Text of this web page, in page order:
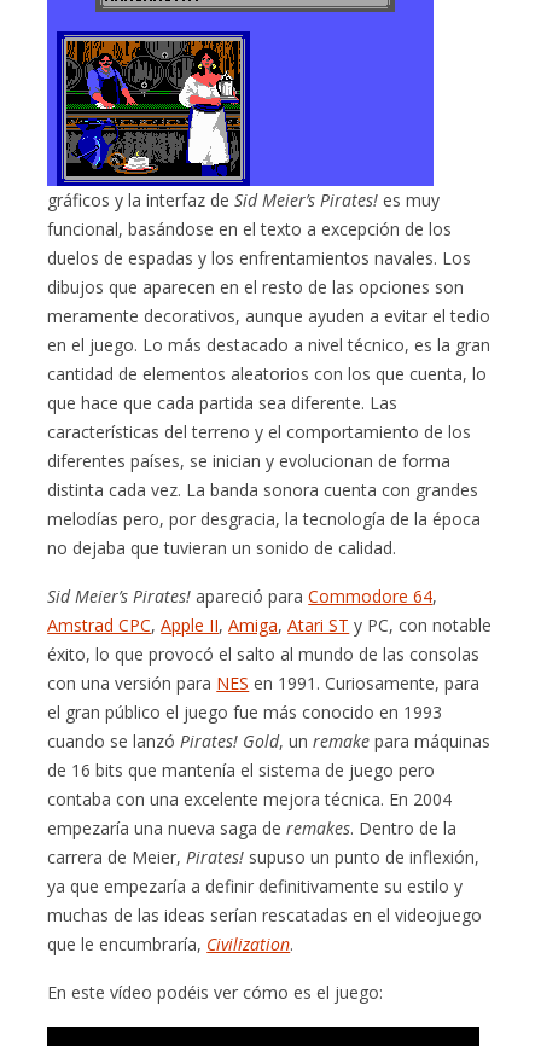
gráficos y la interfaz deSid Meier’s Pirates! es muy
funcional, basándose en el texto a excepción de los
duelos de espadas y los enfrentamientos navales. Los
dibujos que aparecen en el resto de las opciones son
meramente decorativos, aunque ayuden a evitar el tedio
en el juego. Lo más destacado a nivel técnico, es la gran
cantidad de elementos aleatorios con los que cuenta, lo
que hace que cada partida sea diferente. Las
características del terreno y el comportamiento de los
diferentes países, se inician y evolucionan de forma
distinta cada vez. La banda sonora cuenta con grandes
melodías pero, por desgracia, la tecnología de la época
no dejaba que tuvieran un sonido de calidad.
Sid Meier’s Pirates! apareció paraCommodore 64,
Amstrad CPC,Apple II,Amiga,Atari ST y PC, con notable
éxito, lo que provocó el salto al mundo de las consolas
con una versión para NES en 1991. Curiosamente, para
el gran público el juego fue más conocido en 1993
cuando se lanzó Pirates! Gold, unremakepara máquinas
de 16 bits que mantenía el sistema de juego pero
contaba con una excelente mejora técnica. En 2004
empezaría una nueva saga deremakes. Dentro de la
carrera de Meier,Pirates! supuso un punto de inflexión,
ya que empezaría a definir definitivamente su estilo y
muchas de las ideas serían rescatadas en el videojuego
que le encumbraría, Civilization.
En este vídeo podéis ver cómo es el juego: